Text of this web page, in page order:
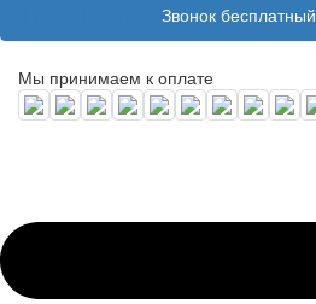
Звонок бесплатный
Мы принимаем к оплате